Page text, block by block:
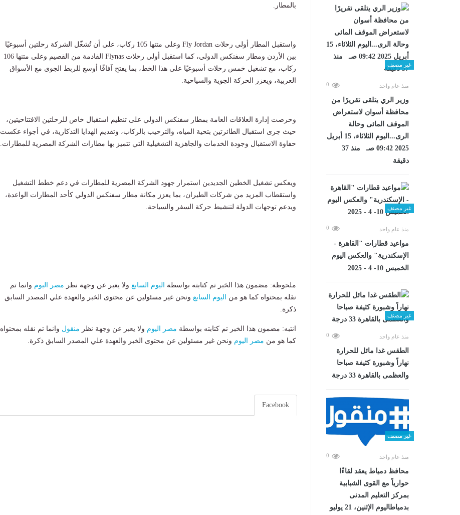
غير مصنف
منذ عام واحد 0
وزير الري يتلقى تقريرًا من
محافظة أسوان لاستعراض
الموقف المائى وحالة
الرى...اليوم الثلاثاء، 15 أبريل
2025 09:42 صـ منذ 37
دقيقة
غير مصنف
منذ عام واحد 0
مواعيد قطارات "القاهرة -
الإسكندرية" والعكس اليوم
الخميس 10- 4 - 2025
غير مصنف
منذ عام واحد 0
الطقس غدا مائل للحرارة
نهاراً وشبورة كثيفة صباحا
والعظمى بالقاهرة 33 درجة
غير مصنف
منذ عام واحد 0
محافظ دمياط يعقد لقاءًا
حوارياً مع القوى الشبابية
بمركز التعليم المدنى
بدمياطاليوم الإثنين، 21 يوليو
بالمطار.
واستقبل المطار أولى رحلات Fly Jordan وعلى متنها 105 ركاب، على أن تُشغّل الشركة رحلتين أسبوعيًا
بين الأردن ومطار سفنكس الدولي، كما استقبل أولى رحلات Flynas القادمة من القصيم وعلى متنها 106
ركاب، مع تشغيل خمس رحلات أسبوعيًا على هذا الخط، بما يفتح آفاقًا أوسع للربط الجوي مع الأسواق
العربية، ويعزز الحركة الجوية والسياحية.
وحرصت إدارة العلاقات العامة بمطار سفنكس الدولي على تنظيم استقبال خاص للرحلتين الافتتاحيتين،
حيث جرى استقبال الطائرتين بتحية المياه، والترحيب بالركاب، وتقديم الهدايا التذكارية، في أجواء عكست
حفاوة الاستقبال وجودة الخدمات والجاهزية التشغيلية التي تتميز بها مطارات الشركة المصرية للمطارات.
ويعكس تشغيل الخطين الجديدين استمرار جهود الشركة المصرية للمطارات في دعم خطط التشغيل
واستقطاب المزيد من شركات الطيران، بما يعزز مكانة مطار سفنكس الدولي كأحد المطارات الواعدة،
ويدعم توجهات الدولة لتنشيط حركة السفر والسياحة.
ملحوظة: مضمون هذا الخبر تم كتابته بواسطة اليوم السابع ولا يعبر عن وجهة نظر مصر اليوم وانما تم
نقله بمحتواه كما هو من
اليوم السابع ونحن غير مسئولين عن محتوى الخبر والعهدة علي المصدر السابق
ذكرة.
انتبه: مضمون هذا الخبر تم كتابته بواسطة مصر اليوم ولا يعبر عن وجهة نظر منقول وانما تم نقله بمحتواه
كما هو من مصر اليوم ونحن غير مسئولين عن محتوى الخبر والعهدة علي المصدر السابق ذكرة.
Facebook